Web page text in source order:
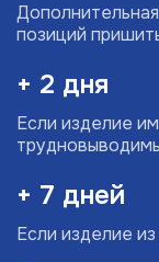
позиций
+ 2 дня
Если изделие
+ 7 дней
Если изделие